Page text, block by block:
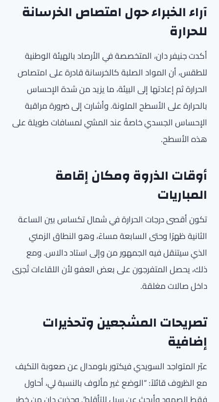
آراء الخبراء حول امتصاص الخرسانة
للحرارة
أكدت جنيفر دان، المتخصصة في الأرصاد بالهيئة الوطنية
للطقس، أن المواد الصلبة كالخرسانة قادرة على امتصاص
الحرارة ثم إعادتها إلى البيئة، ما يزيد من شدة الإحساس
بالحرارة على الأسطح الملونة. وأشارت إلى ضرورة مراقبة
الإحساس الجسدي خاصةً عند المشي لمسافات طويلة على
هذه الأسطح.
أوقات الذروة ومكان إقامة
المباريات
تكون أقصى درجات الحرارة في شمال تكساس بين الساعة
الثانية ظهرًا وحتى السابعة مساءً، وهو النطاق الزمني
الذي سيتنقل فيه الجمهور من وإلى استاد دالاس. ومع
ذلك، يحصل المتفرجون على بعض العفو لأن اللقاءات تُجرى
داخل صالات مغلقة.
تصريحات المشجعين وتحذيرات
إضافية
عبّر المتواجد السويدي فيكتور بلومدال عن صعوبة التكيف
مع الظروف قائلاً: “الوضع غير مألوف بالنسبة لي، أحاول